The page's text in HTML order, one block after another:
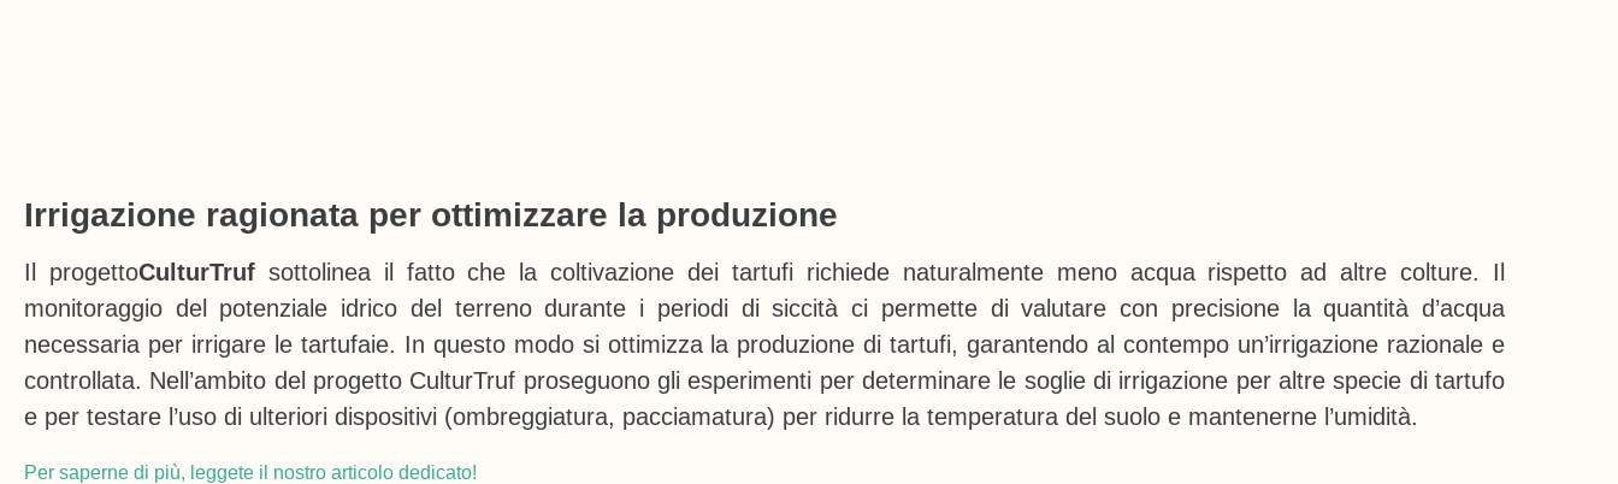
Irrigazione ragionata per ottimizzare la produzione
Il progettoCulturTrufsottolinea il fatto che la coltivazione dei tartufi richiede naturalmente meno acqua rispetto ad altre colture. Il
monitoraggio del potenziale idrico del terreno durante i periodi di siccità ci permette di valutare con precisione la quantità d’acqua
necessaria per irrigare le tartufaie. In questo modo si ottimizza la produzione di tartufi, garantendo al contempo un’irrigazione razionale e
controllata. Nell’ambito del progetto CulturTruf proseguono gli esperimenti per determinare le soglie di irrigazione per altre specie di tartufo
e per testare l’uso di ulteriori dispositivi (ombreggiatura, pacciamatura) per ridurre la temperatura del suolo e mantenerne l’umidità.
Per saperne di più, leggete il nostro articolo dedicato!